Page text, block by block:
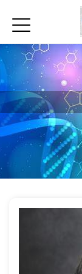
最新消息
本所簡介
師資
研究亮點
Open
學生專區